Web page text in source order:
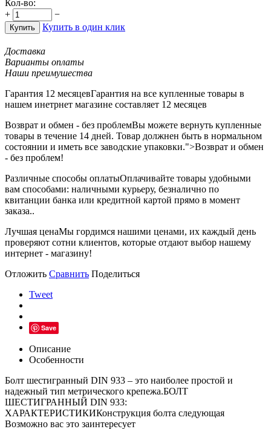
Кол-во:
+
−
Купить Купить в один клик
Доставка
Варианты оплаты
Наши преимушества
Гарантия 12 месяцевГарантия на все купленные товары в
нашем инетрнет магазине составляет 12 месяцев
Возврат и обмен - без проблемВы можете вернуть купленные
товары в течение 14 дней. Товар должнен быть в нормальном
состоянии и иметь все заводские упаковки.">Возврат и обмен
- без проблем!
Различные способы оплатыОплачивайте товары удобными
вам способами: наличными курьеру, безналично по
квитанции банка или кредитной картой прямо в момент
заказа..
Лучшая ценаМы гордимся нашими ценами, их каждый день
проверяют сотни клиентов, которые отдают выбор нашему
интернет - магазину!
Отложить Сравнить Поделиться
Tweet
Save
Описание
Особенности
Болт шестигранный DIN 933 – это наиболее простой и
надежный тип метрического крепежа.БОЛТ
ШЕСТИГРАННЫЙ DIN 933:
ХАРАКТЕРИСТИКИКонструкция болта следующая
Возможно вас это заинтересует